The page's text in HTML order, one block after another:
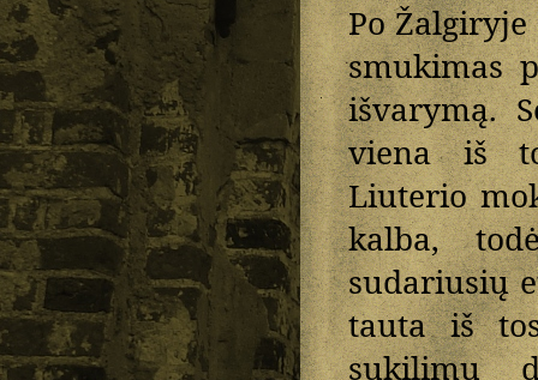
Po
smukimas
išvarymą.
viena iš
Liuterio
kalba,
sudariusių
tauta iš
sukilimų